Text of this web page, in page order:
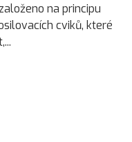
na principu
cviků, které